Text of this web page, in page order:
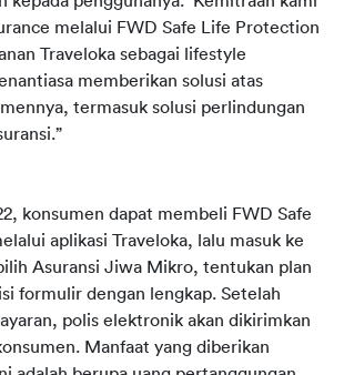
melalui FWD Safe Life Protection
Traveloka sebagai lifestyle
memberikan solusi atas
termasuk solusi perlindungan
konsumen dapat membeli FWD Safe
aplikasi Traveloka, lalu masuk ke
Asuransi Jiwa Mikro, tentukan plan
formulir dengan lengkap. Setelah
polis elektronik akan dikirimkan
Manfaat yang diberikan